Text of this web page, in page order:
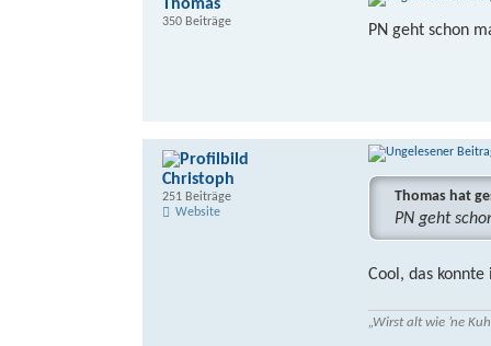
PN geht schon
Thomas
350 Beiträge
Thomas hat
PN geht
Cool, das
„Wirst alt wie ’ne
Christoph
251 Beiträge
Website